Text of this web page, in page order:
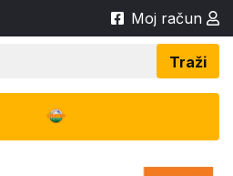
Moj račun
Traži